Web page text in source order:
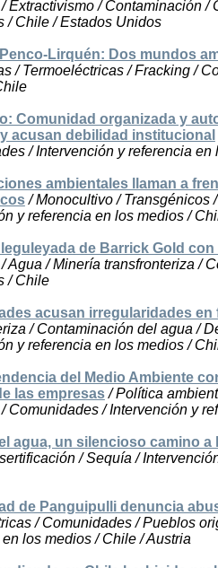
Extractivismo / Contaminación /
/ Chile / Estados Unidos
Lirquén: Dos mundos
/ Termoeléctricas / Fracking /
Comunidad organizada y
acusan debilidad institucional
/ Intervención y referencia
ambientales llaman a
/ Monocultivo / Transgénicos
y referencia en los medios /
leguleyada de Barrick Gold
Agua / Minería transfronteriza /
/ Chile
acusan irregularidades en
/ Contaminación del agua /
y referencia en los medios /
del Medio Ambiente
las empresas/ Política
Comunidades / Intervención y
agua, un silencioso camino a
/ Sequía /
de Panguipulli denuncia
/ Comunidades / Pueblos
los medios / Chile / Austria